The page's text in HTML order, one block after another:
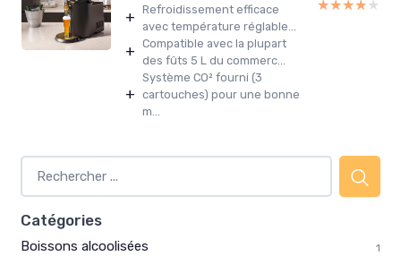
+ Refroidissement efficace
avec température réglable...
+ Compatible avec la plupart
des fûts 5 L du commerc...
+
Système CO² fourni (3
cartouches) pour une bonne
m...
★★★★★
★★★★★
Catégories
Boissons alcoolisées 1